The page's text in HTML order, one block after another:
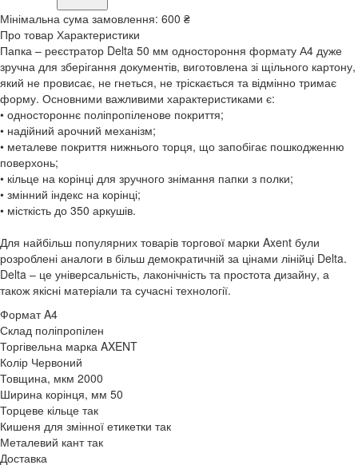
Мінімальна сума замовлення: 600 ₴
Про товар Характеристики
Папка – реєстратор Delta 50 мм одностороння формату А4 дуже
зручна для зберігання документів, виготовлена зі щільного картону,
який не провисає, не гнеться, не тріскається та відмінно тримає
форму. Основними важливими характеристиками є:
• одностороннє поліпропіленове покриття;
• надійний арочний механізм;
• металеве покриття нижнього торця, що запобігає пошкодженню
поверхонь;
• кільце на корінці для зручного знімання папки з полки;
• змінний індекс на корінці;
• місткість до 350 аркушів.
Для найбільш популярних товарів торгової марки Axent були
розроблені аналоги в більш демократичній за цінами лінійці Delta.
Delta – це універсальність, лаконічність та простота дизайну, а
також якісні матеріали та сучасні технології.
Формат A4
Склад поліпропілен
Торгівельна марка AXENT
Колір Червоний
Товщина, мкм 2000
Ширина корінця, мм 50
Торцеве кільце так
Кишеня для змінної етикетки так
Металевий кант так
Доставка